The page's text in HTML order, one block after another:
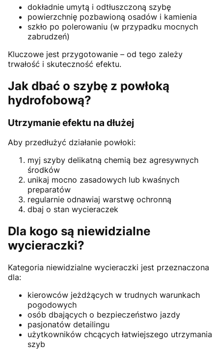
dokładnie umytą i odtłuszczoną szybę
powierzchnię pozbawioną osadów i kamienia
szkło po polerowaniu (w przypadku mocnych
zabrudzeń)
Kluczowe jest przygotowanie – od tego zależy
trwałość i skuteczność efektu.
Jak dbać o szybę z powłoką
hydrofobową?
Utrzymanie efektu na dłużej
Aby przedłużyć działanie powłoki:
myj szyby delikatną chemią bez agresywnych
środków
unikaj mocno zasadowych lub kwaśnych
preparatów
regularnie odnawiaj warstwę ochronną
dbaj o stan wycieraczek
Dla kogo są niewidzialne
wycieraczki?
Kategoria niewidzialne wycieraczki jest przeznaczona
dla:
kierowców jeżdżących w trudnych warunkach
pogodowych
osób dbających o bezpieczeństwo jazdy
pasjonatów detailingu
użytkowników chcących łatwiejszego utrzymania
szyb